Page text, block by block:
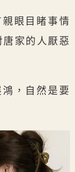
眼目睹事情
家的人厭惡
，自然是要